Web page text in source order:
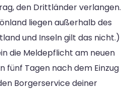
den Drittländer verlangen.
liegen außerhalb des
und Inseln gilt das nicht.)
die Meldepflicht am neuen
fünf Tagen nach dem Einzug
Borgerservice deiner